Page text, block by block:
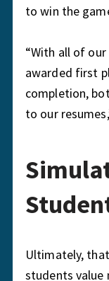
to win the
“With all of
awarded first
completion,
to our
Ultimately,
students value